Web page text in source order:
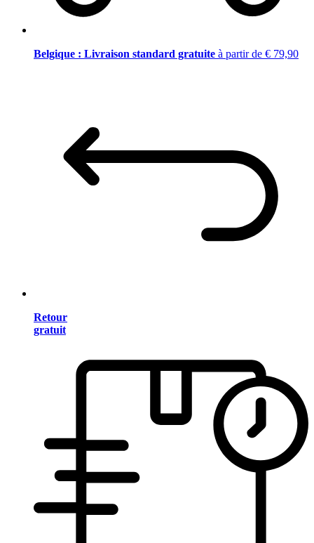
Belgique : Livraison standard gratuite à partir de € 79,90
Retour
gratuit